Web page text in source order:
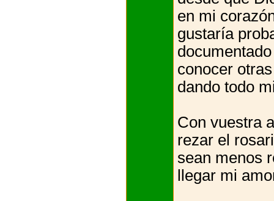
en mi
gustaría
conocer
dando todo
Con vuestra
rezar el
sean menos
llegar mi